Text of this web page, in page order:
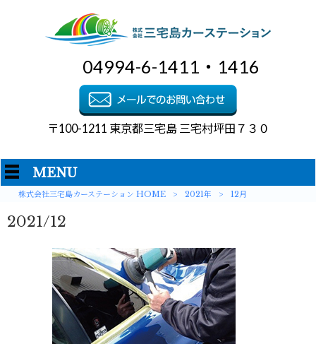
04994-6-1411・1416
〒100-1211 東京都三宅島 三宅村坪田７３０
MENU
株式会社三宅島カーステーション HOME > 2021年 > 12月
2021/12